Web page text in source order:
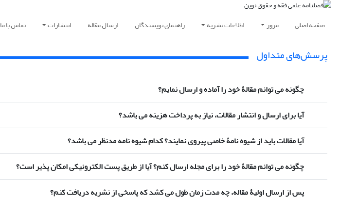
صفحه اصلی مرور اطلاعات نشریه راهنمای نویسندگان ارسال مقاله انتشارات تماس با ما
پرسش‌های متداول
چگونه می توانم مقالۀ خود را آماده و ارسال نمایم؟
آیا برای ارسال و انتشار مقالات، نیاز به پرداخت هزینه می باشد؟
آیا مقالات باید از شیوه نامۀ خاصی پیروی نمایند؟ کدام شیوه نامه مدنظر می باشد؟
چگونه می توانم مقالۀ خود را برای مجله ارسال کنم؟ آیا از طریق پست الکترونیکی امکان پذیر است؟
پس از ارسال اولیۀ مقاله، چه مدت زمان طول می کشد که پاسخی از نشریه دریافت کنم؟